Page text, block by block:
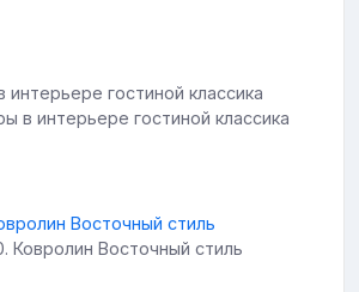
в интерьере гостиной классика
Ковролин Восточный стиль